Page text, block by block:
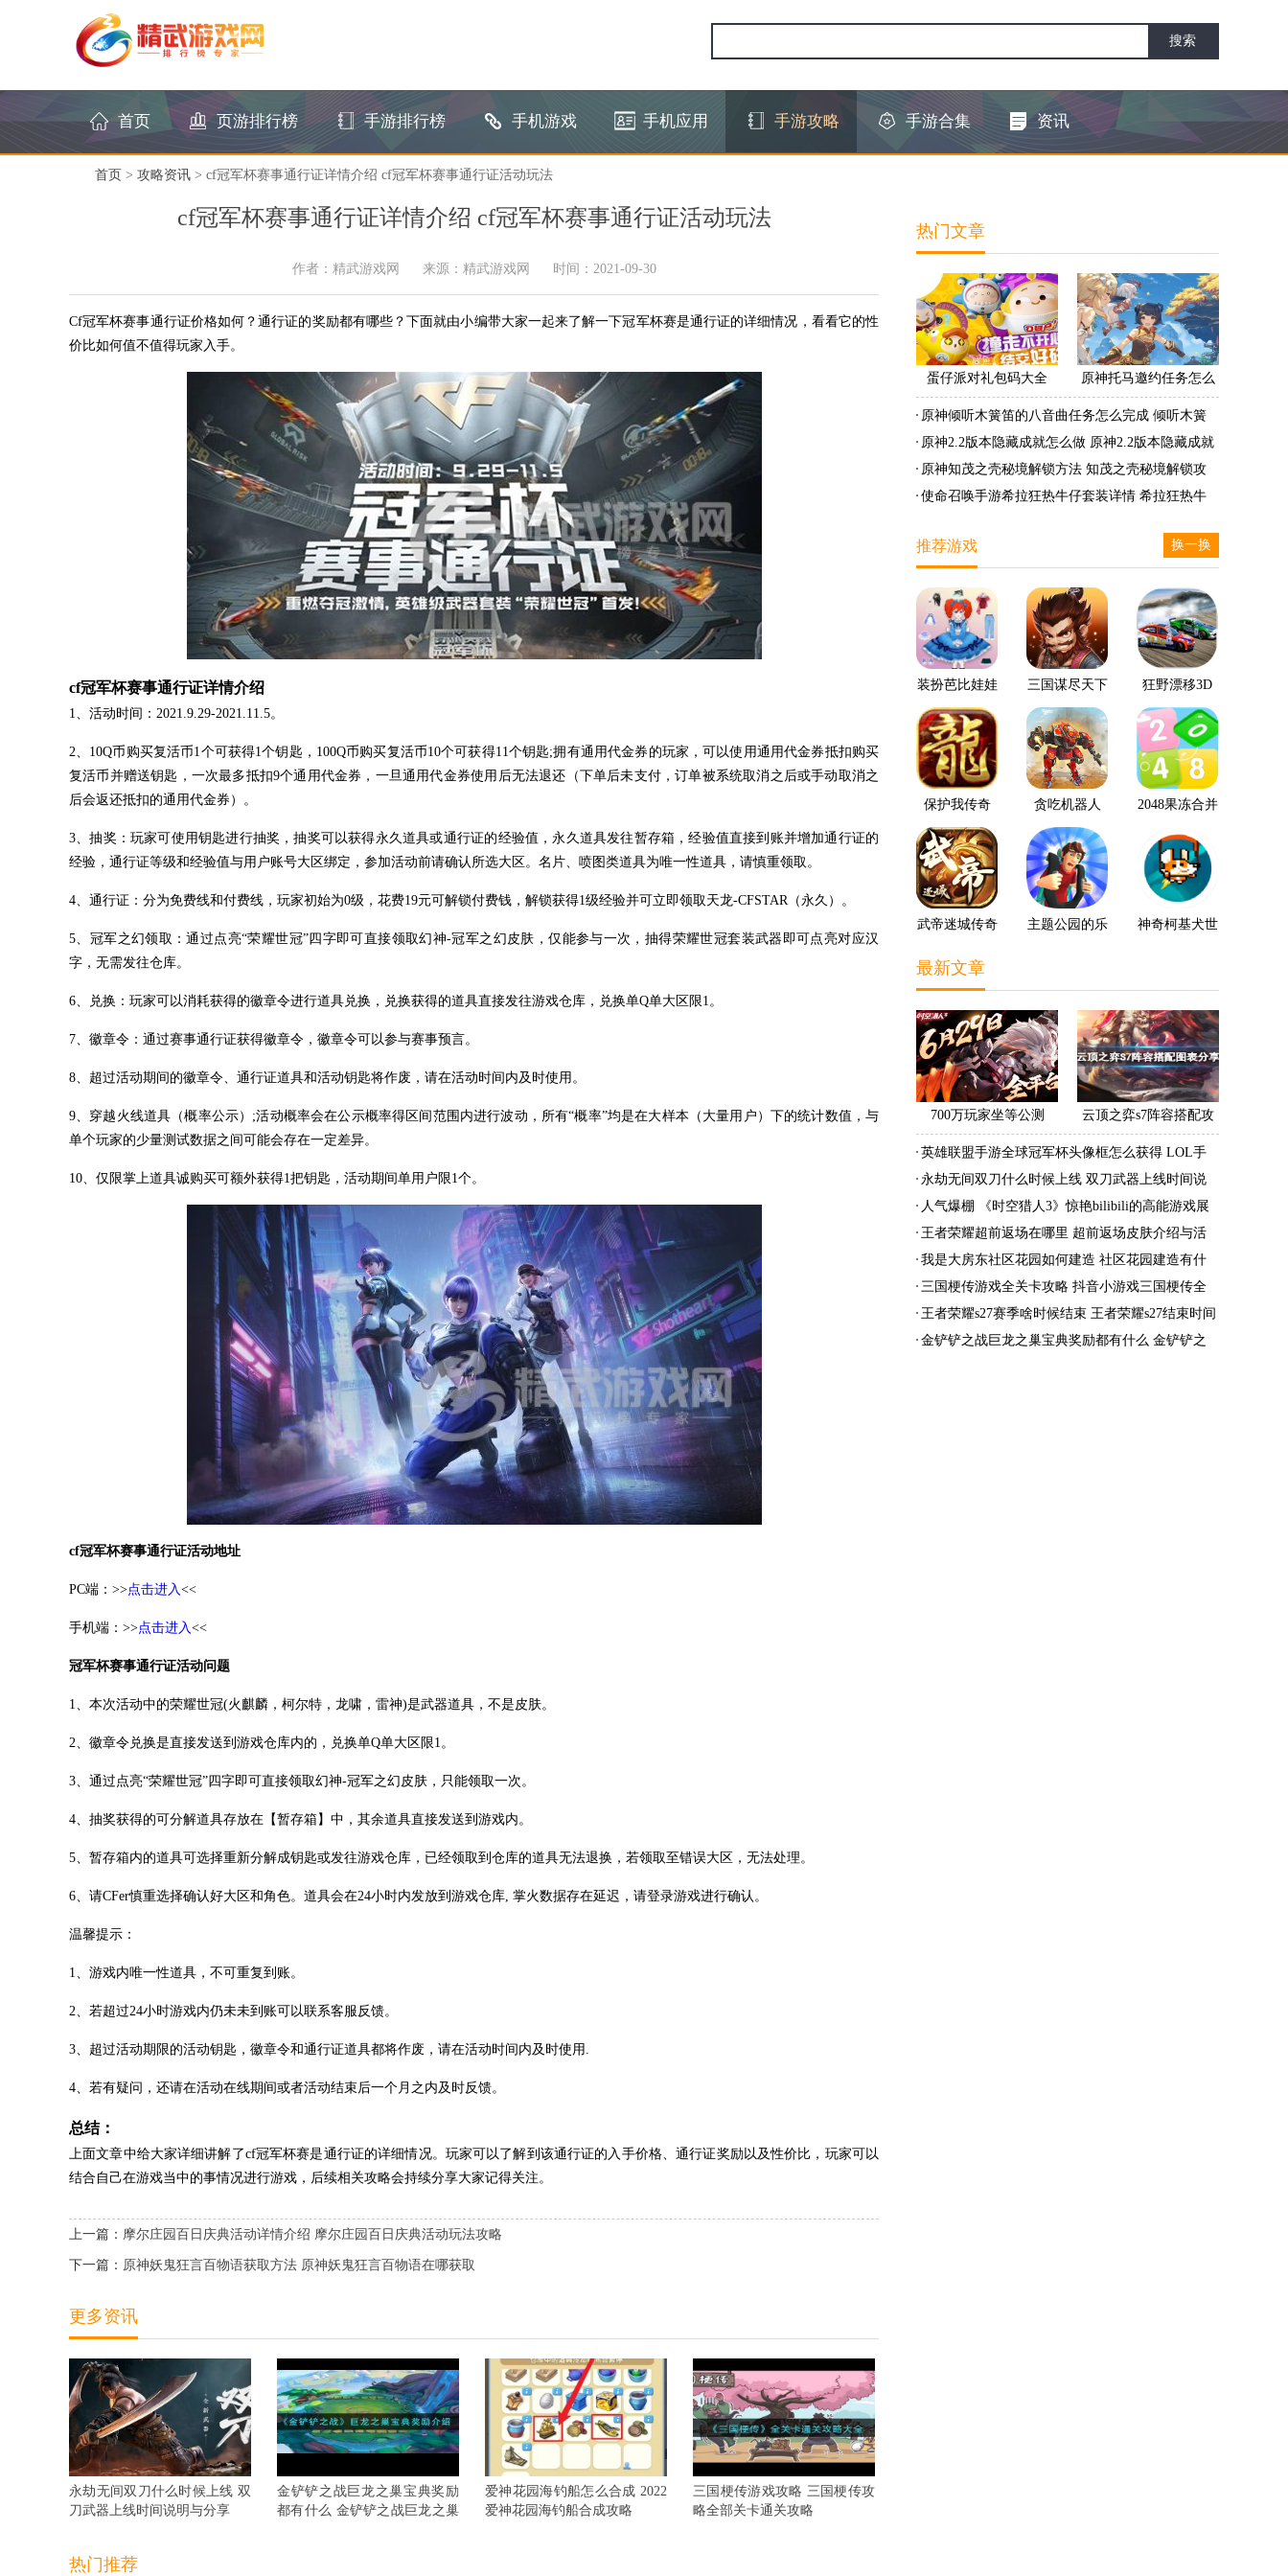
首页 页游排行榜 手游排行榜 手机游戏 手机应用 手游攻略 手游合集 资讯
首页 > 攻略资讯 > cf冠军杯赛事通行证详情介绍 cf冠军杯赛事通行证活动玩法
cf冠军杯赛事通行证详情介绍 cf冠军杯赛事通行证活动玩法
作者：精武游戏网 来源：精武游戏网 时间：2021-09-30
Cf冠军杯赛事通行证价格如何？通行证的奖励都有哪些？下面就由小编带大家一起来了解一下冠军杯赛是通行证的详细情况，看看它的性
价比如何值不值得玩家入手。
cf冠军杯赛事通行证详情介绍
1、活动时间：2021.9.29-2021.11.5。
2、10Q币购买复活币1个可获得1个钥匙，100Q币购买复活币10个可获得11个钥匙;拥有通用代金券的玩家，可以使用通用代金券抵扣购买
复活币并赠送钥匙，一次最多抵扣9个通用代金券，一旦通用代金券使用后无法退还（下单后未支付，订单被系统取消之后或手动取消之
后会返还抵扣的通用代金券）。
3、抽奖：玩家可使用钥匙进行抽奖，抽奖可以获得永久道具或通行证的经验值，永久道具发往暂存箱，经验值直接到账并增加通行证的
经验，通行证等级和经验值与用户账号大区绑定，参加活动前请确认所选大区。名片、喷图类道具为唯一性道具，请慎重领取。
4、通行证：分为免费线和付费线，玩家初始为0级，花费19元可解锁付费钱，解锁获得1级经验并可立即领取天龙-CFSTAR（永久）。
5、冠军之幻领取：通过点亮“荣耀世冠”四字即可直接领取幻神-冠军之幻皮肤，仅能参与一次，抽得荣耀世冠套装武器即可点亮对应汉
字，无需发往仓库。
6、兑换：玩家可以消耗获得的徽章令进行道具兑换，兑换获得的道具直接发往游戏仓库，兑换单Q单大区限1。
7、徽章令：通过赛事通行证获得徽章令，徽章令可以参与赛事预言。
8、超过活动期间的徽章令、通行证道具和活动钥匙将作废，请在活动时间内及时使用。
9、穿越火线道具（概率公示）;活动概率会在公示概率得区间范围内进行波动，所有“概率”均是在大样本（大量用户）下的统计数值，与
单个玩家的少量测试数据之间可能会存在一定差异。
10、仅限掌上道具诚购买可额外获得1把钥匙，活动期间单用户限1个。
cf冠军杯赛事通行证活动地址
PC端：>>点击进入<<
手机端：>>点击进入<<
冠军杯赛事通行证活动问题
1、本次活动中的荣耀世冠(火麒麟，柯尔特，龙啸，雷神)是武器道具，不是皮肤。
2、徽章令兑换是直接发送到游戏仓库内的，兑换单Q单大区限1。
3、通过点亮“荣耀世冠”四字即可直接领取幻神-冠军之幻皮肤，只能领取一次。
4、抽奖获得的可分解道具存放在【暂存箱】中，其余道具直接发送到游戏内。
5、暂存箱内的道具可选择重新分解成钥匙或发往游戏仓库，已经领取到仓库的道具无法退换，若领取至错误大区，无法处理。
6、请CFer慎重选择确认好大区和角色。道具会在24小时内发放到游戏仓库, 掌火数据存在延迟，请登录游戏进行确认。
温馨提示：
1、游戏内唯一性道具，不可重复到账。
2、若超过24小时游戏内仍未未到账可以联系客服反馈。
3、超过活动期限的活动钥匙，徽章令和通行证道具都将作废，请在活动时间内及时使用.
4、若有疑问，还请在活动在线期间或者活动结束后一个月之内及时反馈。
总结：
上面文章中给大家详细讲解了cf冠军杯赛是通行证的详细情况。玩家可以了解到该通行证的入手价格、通行证奖励以及性价比，玩家可以
结合自己在游戏当中的事情况进行游戏，后续相关攻略会持续分享大家记得关注。
上一篇： 摩尔庄园百日庆典活动详情介绍 摩尔庄园百日庆典活动玩法攻略
下一篇： 原神妖鬼狂言百物语获取方法 原神妖鬼狂言百物语在哪获取
更多资讯
永劫无间双刀什么时候上线 双
刀武器上线时间说明与分享
金铲铲之战巨龙之巢宝典奖励
都有什么 金铲铲之战巨龙之巢
爱神花园海钓船怎么合成 2022
爱神花园海钓船合成攻略
三国梗传游戏攻略 三国梗传攻
略全部关卡通关攻略
热门推荐
热门文章
蛋仔派对礼包码大全
2022 蛋仔派对礼包码怎
么兑换
原神托马邀约任务怎么
做 原神托马邀约任务怎
么完成
原神倾听木簧笛的八音曲任务怎么完成 倾听木簧
笛的八音曲任务攻略
原神2.2版本隐藏成就怎么做 原神2.2版本隐藏成就
有哪些
原神知茂之壳秘境解锁方法 知茂之壳秘境解锁攻
略使命召唤手游希拉狂热牛仔套装详情 希拉狂热牛
推荐游戏 换一换
装扮芭比娃娃 三国谋尽天下 狂野漂移3D
保护我传奇 贪吃机器人 2048果冻合并
武帝迷城传奇
主题公园的乐
神奇柯基犬世
最新文章
700万玩家坐等公测
《时空猎人3》老玩家加
云顶之弈s7阵容搭配攻
略 s7最强阵容搭配组成
大全最新
英雄联盟手游全球冠军杯头像框怎么获得 LOL手
游2022全球冠军杯头像框领取活动
永劫无间双刀什么时候上线 双刀武器上线时间说
明与分享
人气爆棚 《时空猎人3》惊艳bilibili的高能游戏展
发布会
王者荣耀超前返场在哪里 超前返场皮肤介绍与活
动一览
我是大房东社区花园如何建造 社区花园建造有什
么条件
三国梗传游戏全关卡攻略 抖音小游戏三国梗传全
结局一览
王者荣耀s27赛季啥时候结束 王者荣耀s27结束时间
金铲铲之战巨龙之巢宝典奖励都有什么 金铲铲之